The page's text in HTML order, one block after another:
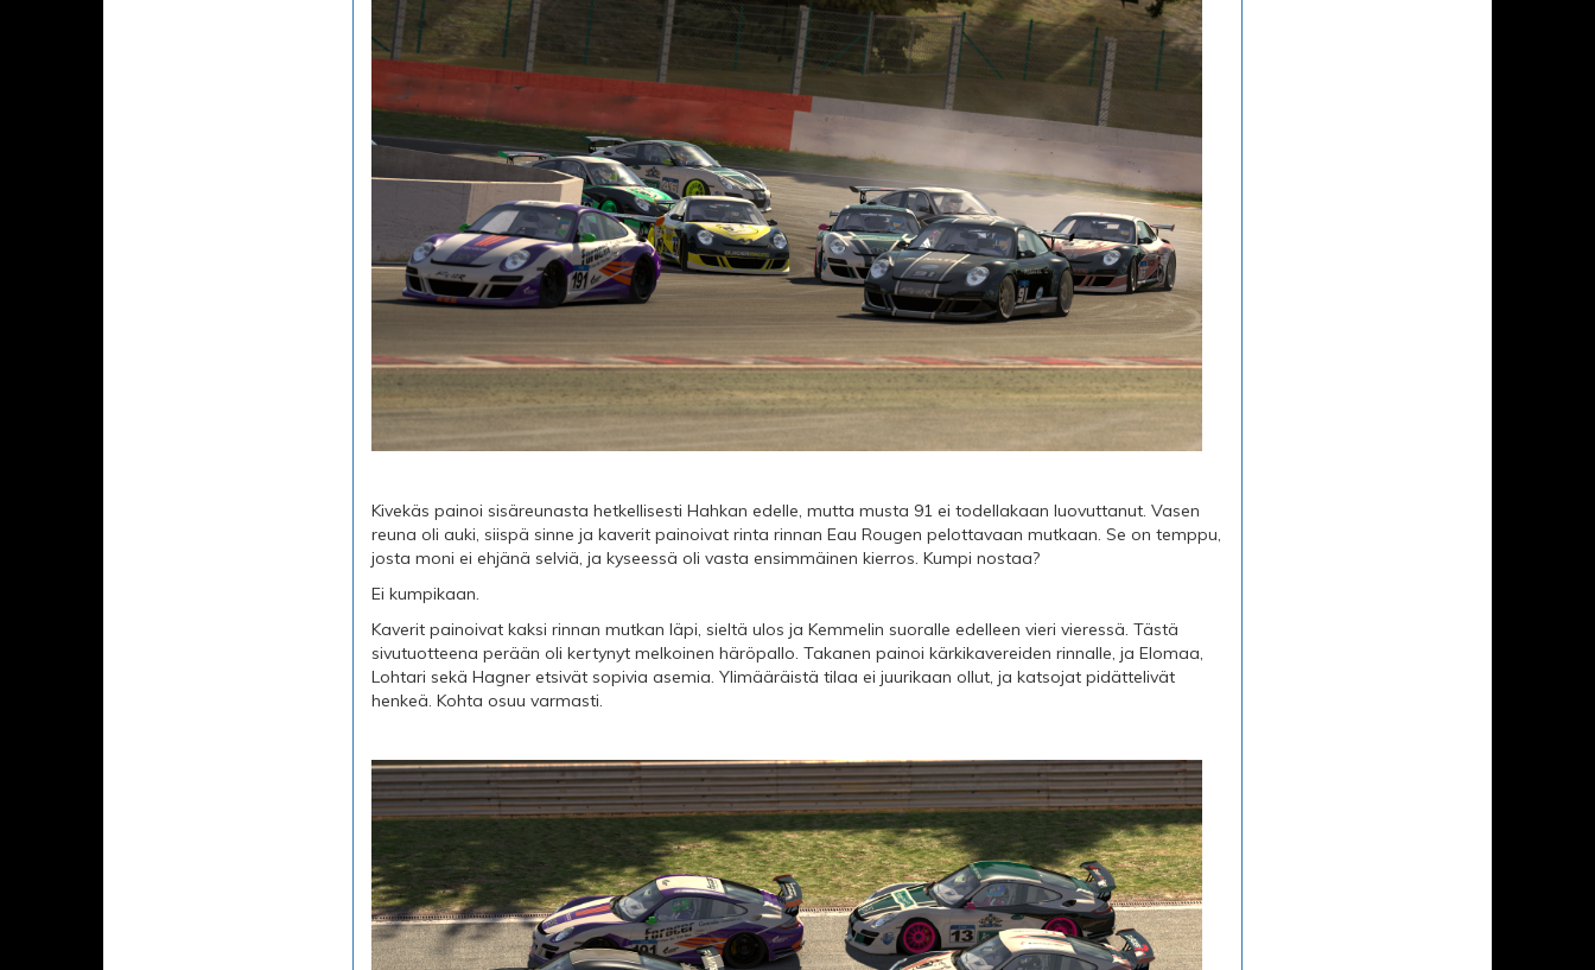
Kivekäs painoi sisäreunasta hetkellisesti Hahkan edelle, mutta musta 91 ei todellakaan luovuttanut. Vasen
reuna oli auki, siispä sinne ja kaverit painoivat rinta rinnan Eau Rougen pelottavaan mutkaan. Se on temppu,
josta moni ei ehjänä selviä, ja kyseessä oli vasta ensimmäinen kierros. Kumpi nostaa?
Ei kumpikaan.
Kaverit painoivat kaksi rinnan mutkan läpi, sieltä ulos ja Kemmelin suoralle edelleen vieri vieressä. Tästä
sivutuotteena perään oli kertynyt melkoinen häröpallo. Takanen painoi kärkikavereiden rinnalle, ja Elomaa,
Lohtari sekä Hagner etsivät sopivia asemia. Ylimääräistä tilaa ei juurikaan ollut, ja katsojat pidättelivät
henkeä. Kohta osuu varmasti.